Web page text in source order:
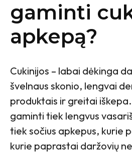
gaminti
apkepą?
Cukinijos – labai dėkinga
švelnaus skonio, lengvai
produktais ir greitai
gaminti tiek lengvus
tiek sočius apkepus, kurie
kurie paprastai daržovių